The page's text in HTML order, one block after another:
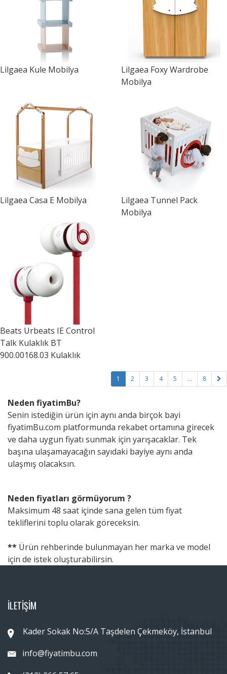
Lilgaea Kule Mobilya Lilgaea Foxy Wardrobe
Mobilya
Lilgaea Casa E Mobilya Lilgaea Tunnel Pack
Mobilya
Beats Urbeats IE Control
Talk Kulaklık BT
900.00168.03 Kulaklık
1 2 3 4 5 ... 8
Neden fiyatimBu?
Senin istediğin ürün için aynı anda birçok bayi
fiyatimBu.com platformunda rekabet ortamına girecek
ve daha uygun fiyatı sunmak için yarışacaklar. Tek
başına ulaşamayacağın sayıdaki bayiye aynı anda
ulaşmış olacaksın.
Neden fiyatları görmüyorum ?
Maksimum 48 saat içinde sana gelen tüm fiyat
tekliflerini toplu olarak göreceksin.
** Ürün rehberinde bulunmayan her marka ve model
için de istek oluşturabilirsin.
İLETİŞİM
Kader Sokak No:5/A Taşdelen Çekmeköy, İstanbul
info@fiyatimbu.com